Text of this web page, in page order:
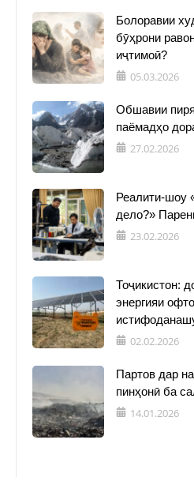
Болоравии
бӯҳрони
иҷтимоӣ?
05.03.2026
Обшавии
паёмадҳо
27.02.2026
Реалити-шоу
дело?»
23.02.2026
Тоҷикистон:
энергияи
02.02.2026
Партов дар
пинҳонӣ ба
14.01.2026